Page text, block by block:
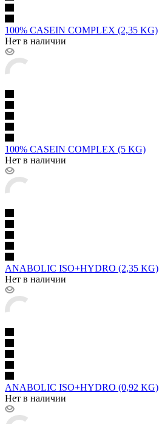
100% CASEIN COMPLEX (2,35 KG)
Нет в наличии
100% CASEIN COMPLEX (5 KG)
Нет в наличии
ANABOLIC ISO+HYDRO (2,35 KG)
Нет в наличии
ANABOLIC ISO+HYDRO (0,92 KG)
Нет в наличии